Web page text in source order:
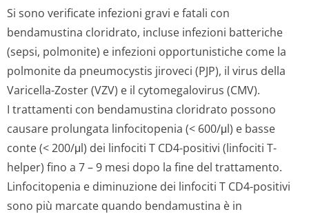
Si sono verificate infezioni gravi e fatali con
bendamustina cloridrato, incluse infezioni batteriche
(sepsi, polmonite) e infezioni opportunistiche come la
polmonite da pneumocystis jiroveci (PJP), il virus della
Varicella-Zoster (VZV) e il cytomegalovirus (CMV).
I trattamenti con bendamustina cloridrato possono
causare prolungata linfocitopenia (< 600/μl) e basse
conte (< 200/μl) dei linfociti T CD4-positivi (linfociti T-
helper) fino a 7 – 9 mesi dopo la fine del trattamento.
Linfocitopenia e diminuzione dei linfociti T CD4-positivi
sono più marcate quando bendamustina è in